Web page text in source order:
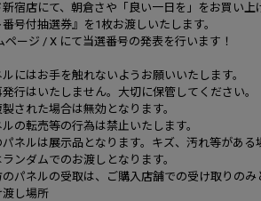
宿店にて、朝倉さや「良い一日を」をお買い
号付抽選券』を1枚お渡しいたします。
ページ / X にて当選番号の発表を行います！
にはお手を触れないようお願いいたします。
行はいたしません。大切に保管してください。
された場合は無効となります。
の転売等の行為は禁止いたします。
ネルは展示品となります。キズ、汚れ等がある
ンダムでのお渡しとなります。
パネルの受取は、ご購入店舗での受け取りのみ
し場所